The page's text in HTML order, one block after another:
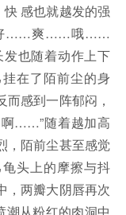
感也就越发的强
“好……爽……哦……
随着动作上下
在了陌前尘的身
感到一阵郁闷，
……”随着越加高
，陌前尘甚至感觉
头上的摩擦与抖
，两瓣大阴唇再次